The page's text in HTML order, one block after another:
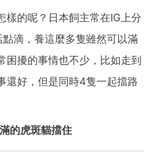
樣的呢？日本飼主常在IG上分
滴，養這麼多隻雖然可以滿
困擾的事情也不少，比如走到
還好，但是同時4隻一起擋路
的虎斑貓擋住